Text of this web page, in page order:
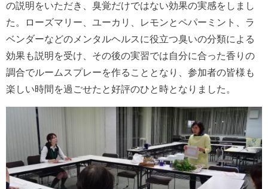
の説明をいただき、臭覚だけではない効果の実感をしまし
た。ローズマリー、ユーカリ、レモンとペパーミント、ラ
ベンダーなどのメンタルヘルスに役立つ臭いの分類による
効果も説明を受け、その後の実習では自分に合った香りの
調合でルームスプレーを作ることとなり、参加者の皆様も
楽しい時間を過ごせたと好評のひと時となりました。